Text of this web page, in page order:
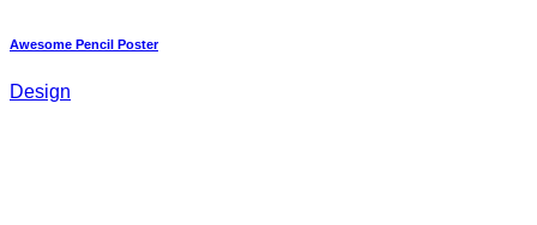
Awesome Pencil Poster
Design